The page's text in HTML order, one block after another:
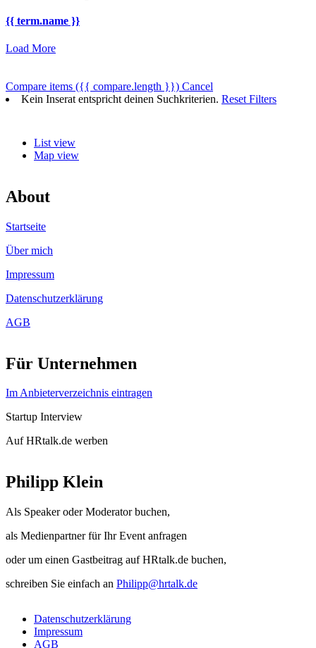
{{ term.name }}
Load More
Compare items ({{ compare.length }}) Cancel
Kein Inserat entspricht deinen Suchkriterien. Reset Filters
List view
Map view
About
Startseite
Über mich
Impressum
Datenschutzerklärung
AGB
Für Unternehmen
Im Anbieterverzeichnis eintragen
Startup Interview
Auf HRtalk.de werben
Philipp Klein
Als Speaker oder Moderator buchen,
als Medienpartner für Ihr Event anfragen
oder um einen Gastbeitrag auf HRtalk.de buchen,
schreiben Sie einfach an Philipp@hrtalk.de
Datenschutzerklärung
Impressum
AGB